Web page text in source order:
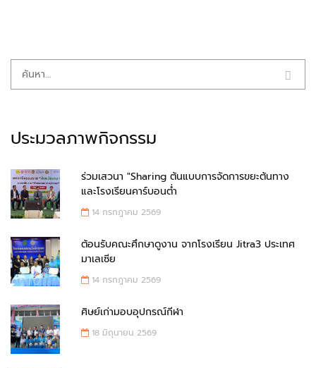
ประมวลภาพกิจกรรม
ร่วมเสวนา "Sharing ต้นแบบการจัดการขยะต้นทาง
และโรงเรียนคาร์บอนต่ำ
14 กรกฎาคม 2569
ต้อนรับคณะศึกษาดูงาน จากโรงเรียน Jitra3 ประเทศ
มาเลเซีย
14 กรกฎาคม 2569
ศิษย์เก่ามอบอุปกรณ์กีฬา
18 มิถุนายน 2569